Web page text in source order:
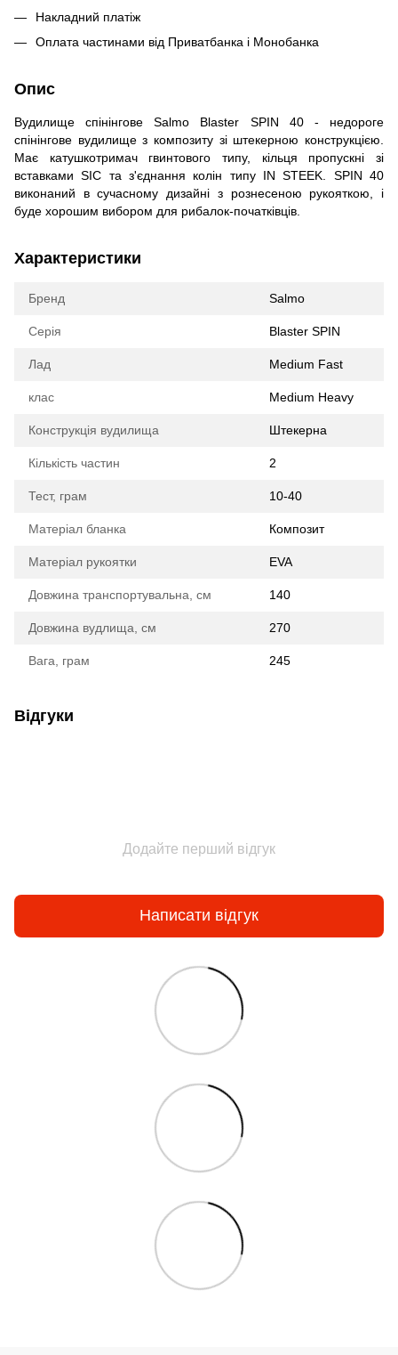
Накладний платіж
Оплата частинами від Приватбанка і Монобанка
Опис
Вудилище спінінгове Salmo Blaster SPIN 40 - недороге
спінінгове вудилище з композиту зі штекерною конструкцією.
Має катушкотримач гвинтового типу, кільця пропускні зі
вставками SIC та з'єднання колін типу IN STEEK. SPIN 40
виконаний в сучасному дизайні з рознесеною рукояткою, і
буде хорошим вибором для рибалок-початківців.
Характеристики
Бренд Salmo
Серія Blaster SPIN
Лад Medium Fast
клас Medium Heavy
Конструкція вудилища Штекерна
Кількість частин 2
Тест, грам 10-40
Матеріал бланка Композит
Матеріал рукоятки EVA
Довжина транспортувальна, см 140
Довжина вудлища, см 270
Вага, грам 245
Відгуки
Додайте перший відгук
Написати відгук